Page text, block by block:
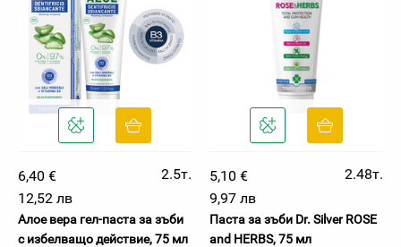
6,40 €
2.5т.
12,52 лв
Алое вера гел-паста за зъби
с избелващо действие, 75 мл
5,10 €
2.48т.
9,97 лв
Паста за зъби Dr. Silver ROSE
and HERBS, 75 мл